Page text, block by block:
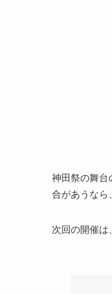
神田祭の舞台
合があうなら
次回の開催は